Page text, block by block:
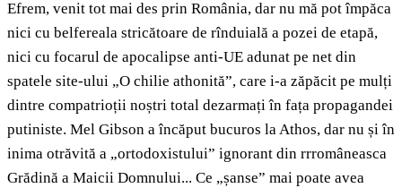
Efrem, venit tot mai des prin România, dar nu mă pot împăca
nici cu belfereala stricătoare de rînduială a pozei de etapă,
nici cu focarul de apocalipse anti-UE adunat pe net din
spatele site-ului „O chilie athonită”, care i-a zăpăcit pe mulți
dintre compatrioții noștri total dezarmați în fața propagandei
putiniste. Mel Gibson a încăput bucuros la Athos, dar nu și în
inima otrăvită a „ortodoxistului” ignorant din rrromâneasca
Grădină a Maicii Domnului... Ce „șanse” mai poate avea